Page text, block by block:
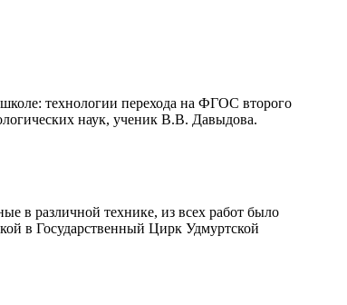
технологии перехода на ФГОС второго
наук, ученик В.В. Давыдова.
в различной технике, из всех работ было
в Государственный Цирк Удмуртской